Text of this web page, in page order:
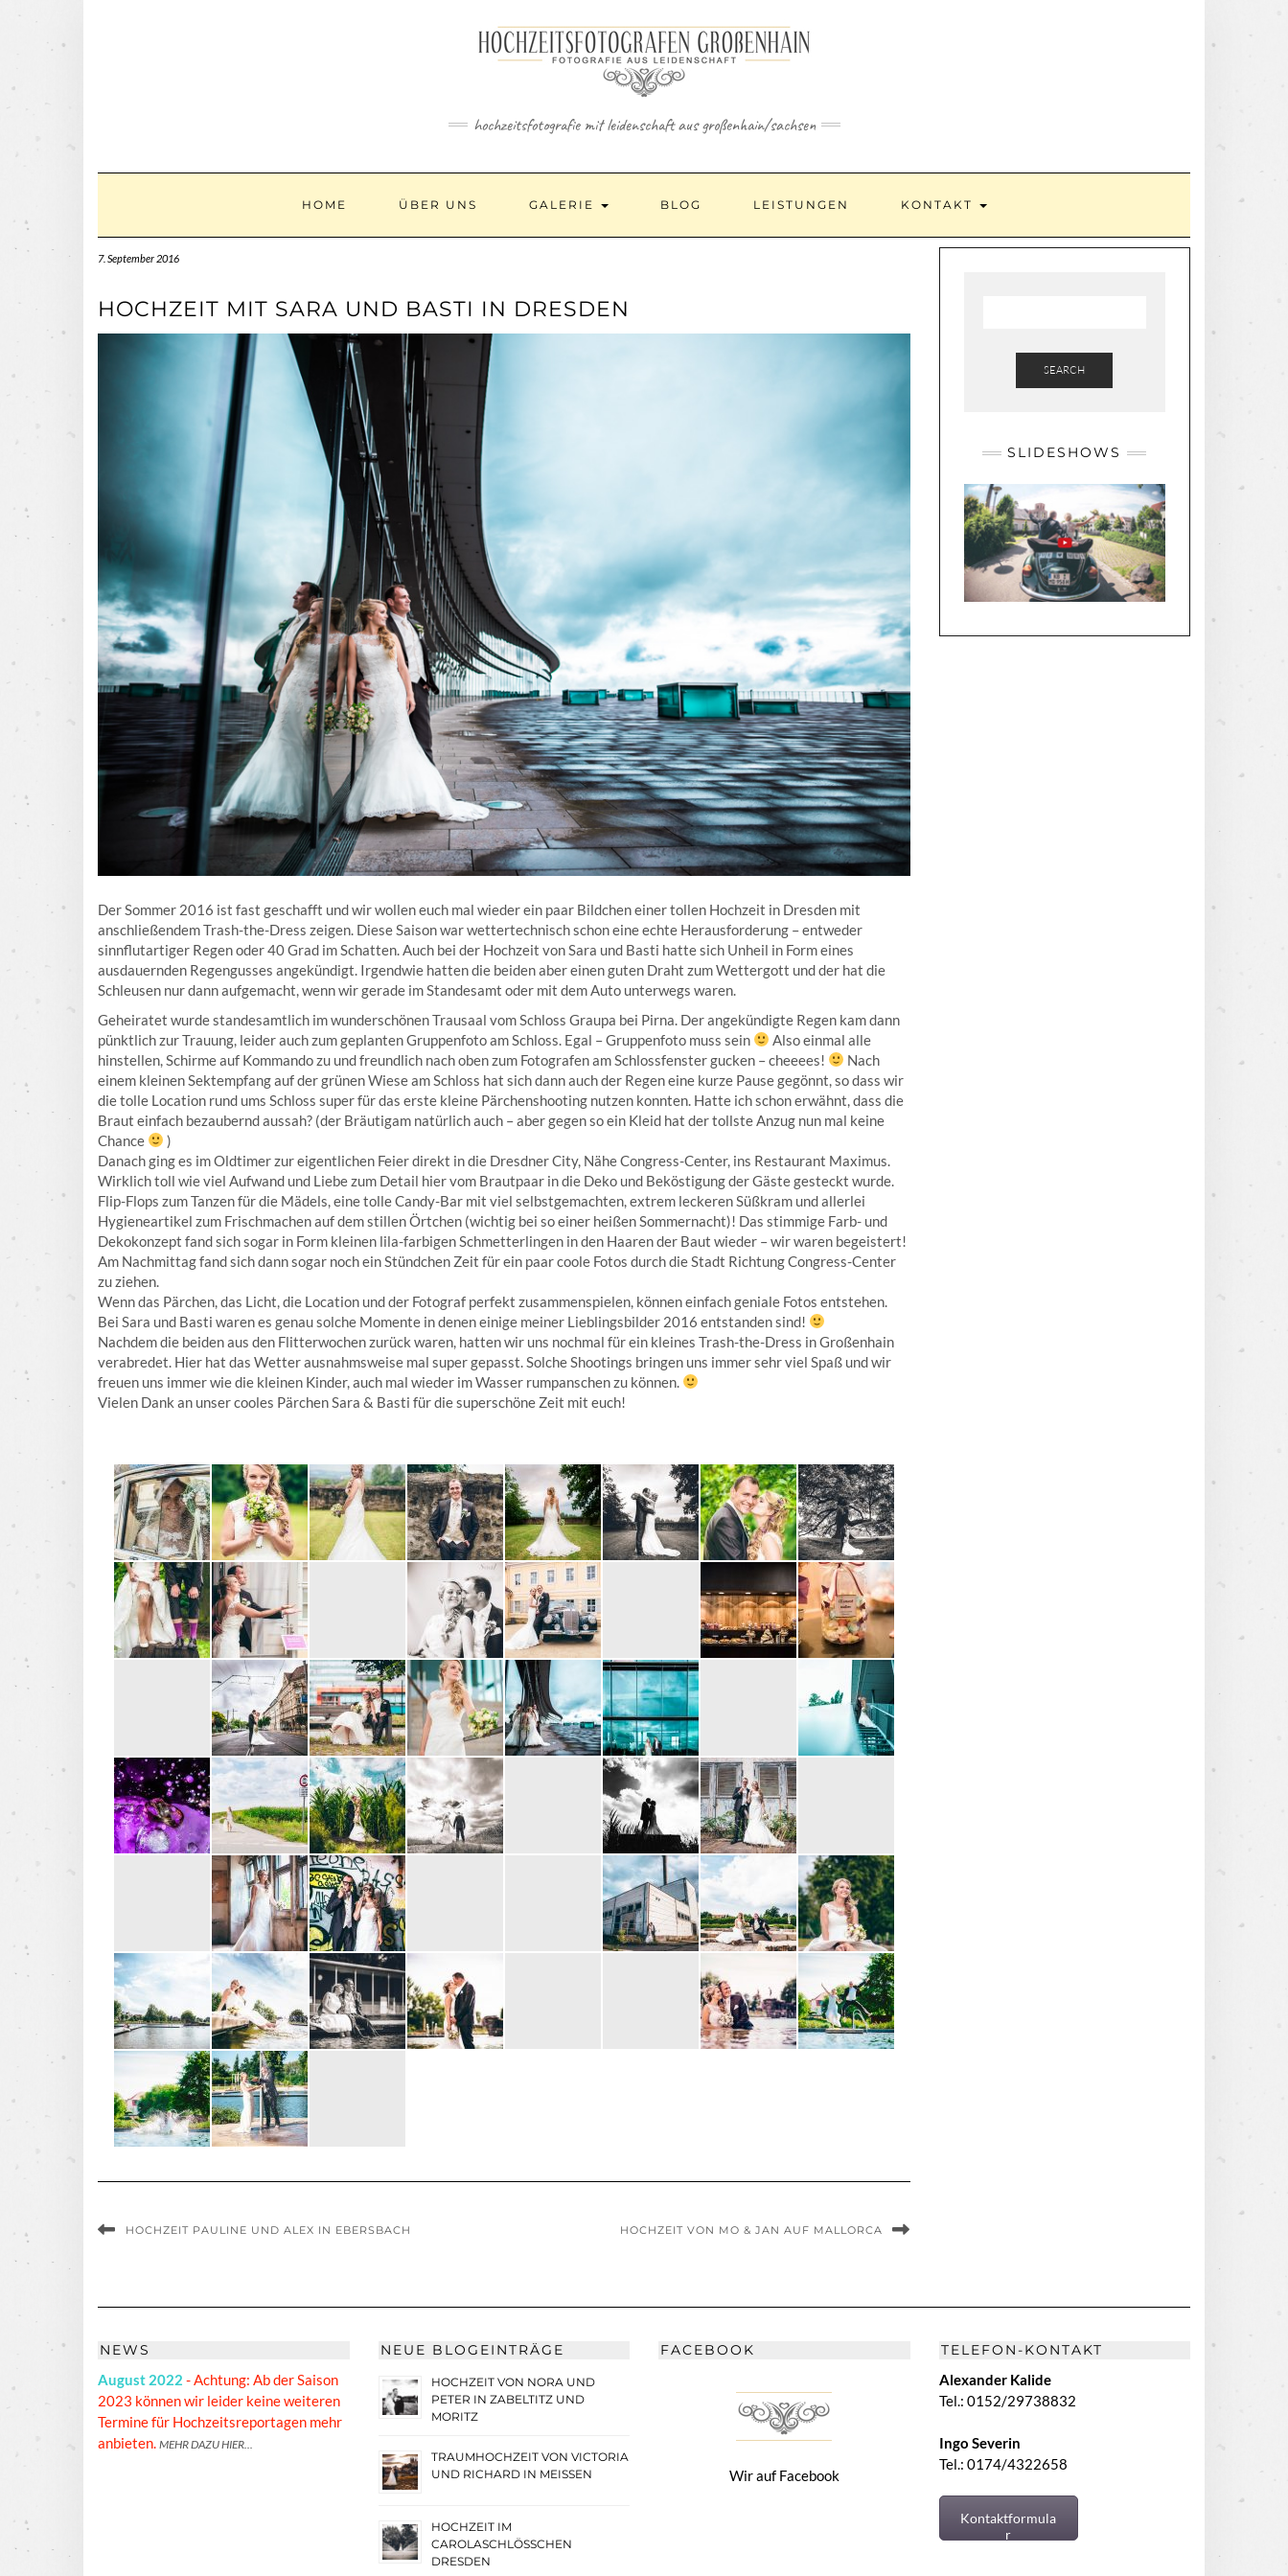
content
hochzeitsfotografie mit leidenschaft aus großenhain/sachsen
HOME ÜBER UNS GALERIE BLOG LEISTUNGEN KONTAKT
7. September 2016
HOCHZEIT MIT SARA UND BASTI IN DRESDEN
Der Sommer 2016 ist fast geschafft und wir wollen euch mal wieder ein paar Bildchen einer tollen Hochzeit in Dresden mit
anschließendem Trash-the-Dress zeigen. Diese Saison war wettertechnisch schon eine echte Herausforderung – entweder
sinnflutartiger Regen oder 40 Grad im Schatten. Auch bei der Hochzeit von Sara und Basti hatte sich Unheil in Form eines
ausdauernden Regengusses angekündigt. Irgendwie hatten die beiden aber einen guten Draht zum Wettergott und der hat die
Schleusen nur dann aufgemacht, wenn wir gerade im Standesamt oder mit dem Auto unterwegs waren.
Geheiratet wurde standesamtlich im wunderschönen Trausaal vom Schloss Graupa bei Pirna. Der angekündigte Regen kam dann
pünktlich zur Trauung, leider auch zum geplanten Gruppenfoto am Schloss. Egal – Gruppenfoto muss sein
Also einmal alle
hinstellen, Schirme auf Kommando zu und freundlich nach oben zum Fotografen am Schlossfenster gucken – cheeees!
Nach
einem kleinen Sektempfang auf der grünen Wiese am Schloss hat sich dann auch der Regen eine kurze Pause gegönnt, so dass wir
die tolle Location rund ums Schloss super für das erste kleine Pärchenshooting nutzen konnten. Hatte ich schon erwähnt, dass die
Braut einfach bezaubernd aussah? (der Bräutigam natürlich auch – aber gegen so ein Kleid hat der tollste Anzug nun mal keine
Chance
)
Danach ging es im Oldtimer zur eigentlichen Feier direkt in die Dresdner City, Nähe Congress-Center, ins Restaurant Maximus.
Wirklich toll wie viel Aufwand und Liebe zum Detail hier vom Brautpaar in die Deko und Beköstigung der Gäste gesteckt wurde.
Flip-Flops zum Tanzen für die Mädels, eine tolle Candy-Bar mit viel selbstgemachten, extrem leckeren Süßkram und allerlei
Hygieneartikel zum Frischmachen auf dem stillen Örtchen (wichtig bei so einer heißen Sommernacht)! Das stimmige Farb- und
Dekokonzept fand sich sogar in Form kleinen lila-farbigen Schmetterlingen in den Haaren der Baut wieder – wir waren begeistert!
Am Nachmittag fand sich dann sogar noch ein Stündchen Zeit für ein paar coole Fotos durch die Stadt Richtung Congress-Center
zu ziehen.
Wenn das Pärchen, das Licht, die Location und der Fotograf perfekt zusammenspielen, können einfach geniale Fotos entstehen.
Bei Sara und Basti waren es genau solche Momente in denen einige meiner Lieblingsbilder 2016 entstanden sind!
Nachdem die beiden aus den Flitterwochen zurück waren, hatten wir uns nochmal für ein kleines Trash-the-Dress in Großenhain
verabredet. Hier hat das Wetter ausnahmsweise mal super gepasst. Solche Shootings bringen uns immer sehr viel Spaß und wir
freuen uns immer wie die kleinen Kinder, auch mal wieder im Wasser rumpanschen zu können.
Vielen Dank an unser cooles Pärchen Sara & Basti für die superschöne Zeit mit euch!
HOCHZEIT PAULINE UND ALEX IN EBERSBACH HOCHZEIT VON MO & JAN AUF MALLORCA
SEARCH
SLIDESHOWS
NEWS
August 2022 - Achtung: Ab der Saison
2023 können wir leider keine weiteren
Termine für Hochzeitsreportagen mehr
anbieten. MEHR DAZU HIER...
NEUE BLOGEINTRÄGE
HOCHZEIT VON NORA UND
PETER IN ZABELTITZ UND
MORITZ
TRAUMHOCHZEIT VON VICTORIA
UND RICHARD IN MEISSEN
HOCHZEIT IM
CAROLASCHLÖSSCHEN D
RESDEN
FACEBOOK
Wir auf Facebook
TELEFON-KONTAKT
Alexander Kalide
Tel.: 0152/29738832
Ingo Severin
Tel.: 0174/4322658
Kontaktformula
r